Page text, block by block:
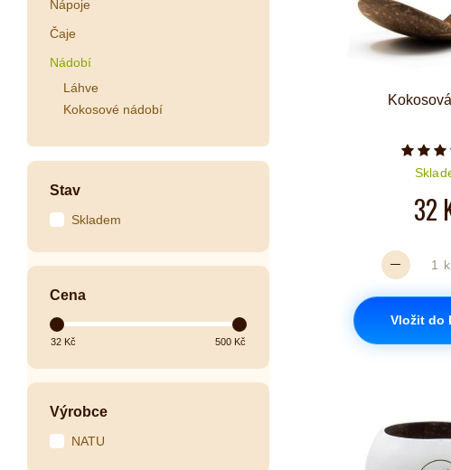
Nápoje
Čaje
Nádobí
Láhve
Kokosové nádobí
Stav
Skladem
Cena
32 Kč 500Kč
Výrobce
NATU
32
Vložit do